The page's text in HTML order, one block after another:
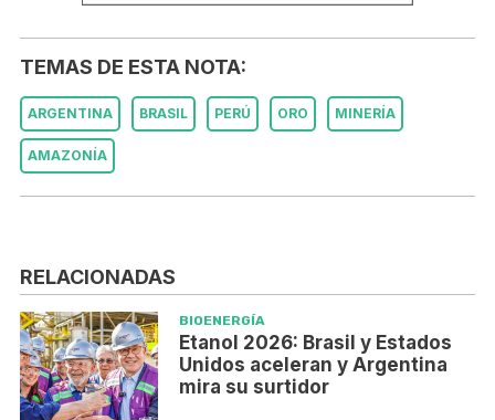
TEMAS DE ESTA NOTA:
ARGENTINA BRASIL PERÚ ORO MINERÍA
AMAZONÍA
RELACIONADAS
BIOENERGÍA
Etanol 2026: Brasil y Estados
Unidos aceleran y Argentina
mira su surtidor